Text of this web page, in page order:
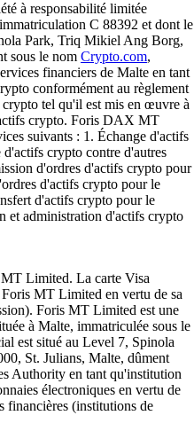
à responsabilité limitée
C 88392 et dont le
Park, Triq Mikiel Ang Borg,
sous le nom Crypto.com,
financiers de Malte en tant
conformément au règlement
crypto tel qu'il est mis en œuvre à
crypto. Foris DAX MT
suivants : 1. Échange d'actifs
crypto contre d'autres
d'ordres d'actifs crypto pour
d'actifs crypto pour le
d'actifs crypto pour le
et administration d'actifs crypto
Limited. La carte Visa
MT Limited en vertu de sa
Foris MT Limited est une
à Malte, immatriculée sous le
est situé au Level 7, Spinola
St. Julians, Malte, dûment
Authority en tant qu'institution
électroniques en vertu de
financières (institutions de